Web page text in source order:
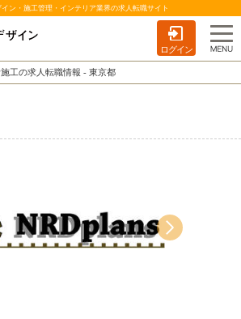
ン・施工管理・インテリア業界の求人転職サイト
ログイン
工の求人転職情報 - 東京都